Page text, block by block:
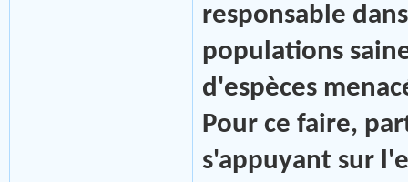
responsable
populations
d'espèces
Pour ce faire,
s'appuyant sur